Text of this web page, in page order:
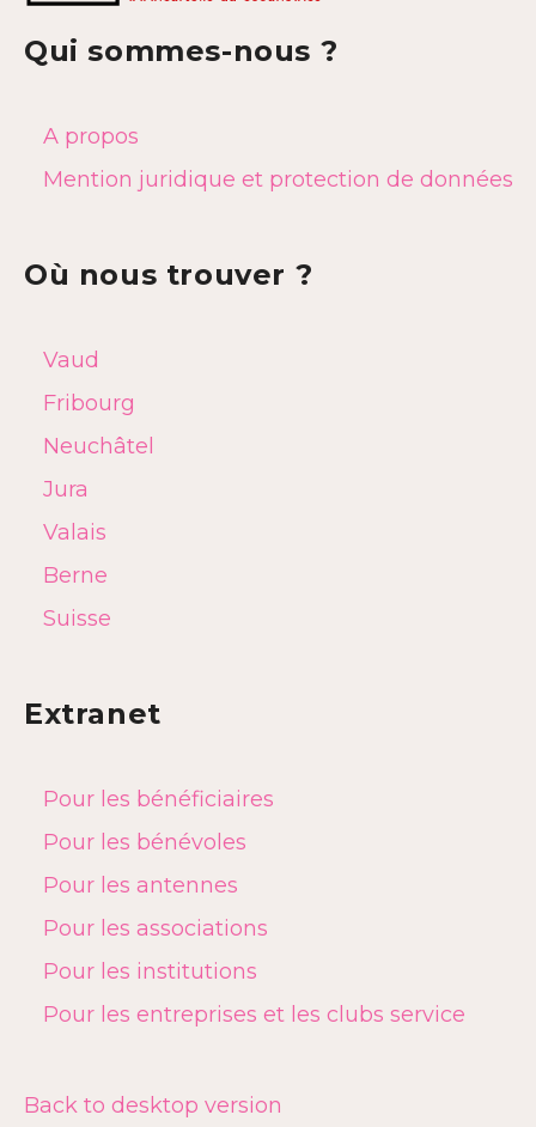
Qui sommes-nous ?
A propos
Mention juridique et protection de données
Où nous trouver ?
Vaud
Fribourg
Neuchâtel
Jura
Valais
Berne
Suisse
Extranet
Pour les bénéficiaires
Pour les bénévoles
Pour les antennes
Pour les associations
Pour les institutions
Pour les entreprises et les clubs service
Back to desktop version